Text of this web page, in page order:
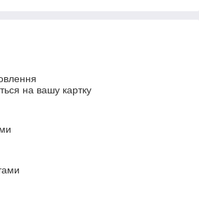
на вашу картку